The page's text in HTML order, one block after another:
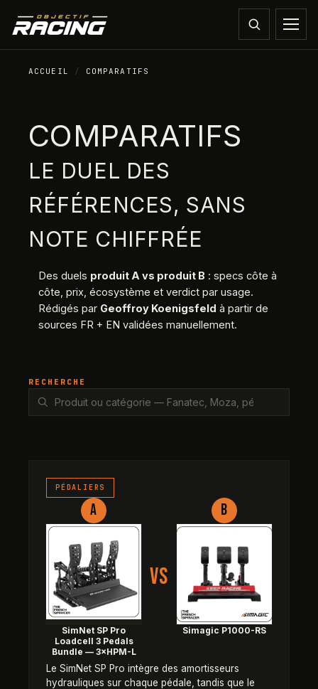
ACCUEIL / COMPARATIFS
COMPARATIFS
LE DUEL DES
RÉFÉRENCES, SANS
NOTE CHIFFRÉE
Des duels produit A vs produit B : specs côte à
côte, prix, écosystème et verdict par usage.
Rédigés par Geoffroy Koenigsfeld à partir de
sources FR + EN validées manuellement.
RECHERCHE
PÉDALIERS
A
SimNet SP Pro
Loadcell 3 Pedals
Bundle — 3×HPM-L
VS
B
Simagic P1000-RS
SimNet SP Pro Loadcell 3
Le SimNet SP Pro intègre des amortisseurs
hydrauliques sur chaque pédale, tandis que le